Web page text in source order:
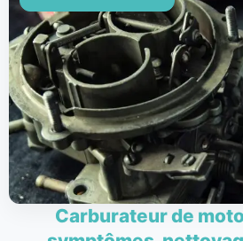
Carburateur de